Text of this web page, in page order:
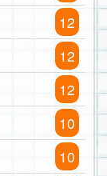
12
12
12
10
10